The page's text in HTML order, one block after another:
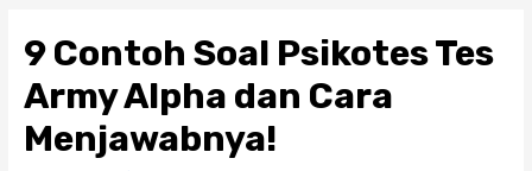
9 Contoh Soal Psikotes Tes
Army Alpha dan Cara
Menjawabnya!